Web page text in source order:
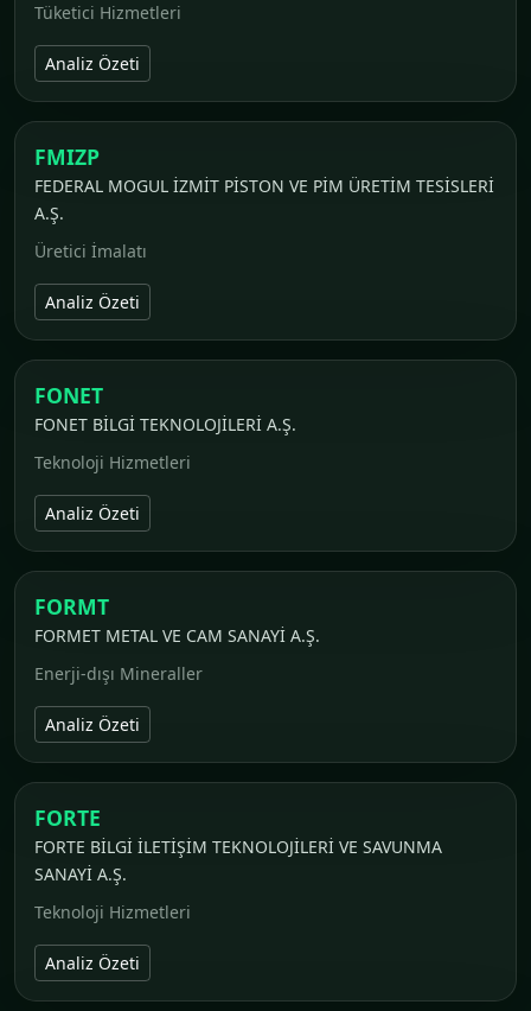
Tüketici Hizmetleri
Analiz Özeti
FMIZP
FEDERAL MOGUL İZMİT PİSTON VE PİM ÜRETİM TESİSLERİ
A.Ş.
Üretici İmalatı
Analiz Özeti
FONET
FONET BİLGİ TEKNOLOJİLERİ A.Ş.
Teknoloji Hizmetleri
Analiz Özeti
FORMT
FORMET METAL VE CAM SANAYİ A.Ş.
Enerji-dışı Mineraller
Analiz Özeti
FORTE
FORTE BİLGİ İLETİŞİM TEKNOLOJİLERİ VE SAVUNMA
SANAYİ A.Ş.
Teknoloji Hizmetleri
Analiz Özeti